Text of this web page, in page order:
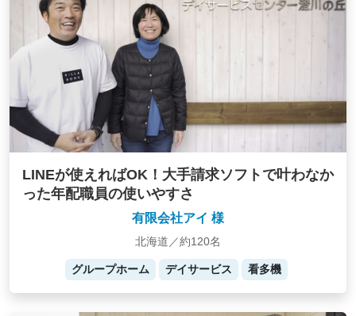
LINEが使えればOK！大手請求ソフトで叶わなか
った年配職員の使いやすさ
有限会社アイ 様
北海道／約120名
グループホーム デイサービス 看多機